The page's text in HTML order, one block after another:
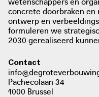
foto: Architecture Workroom
concrete doorbraken en
ontwerp en
formuleren we
2030 gerealiseerd
Contact
Pachecolaan 34
1000 Brussel